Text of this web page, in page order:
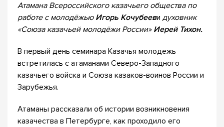
Атамана Всероссийского казачьего общества по
работе с молодёжью Игорь Кочубееви духовник
«Союза казачьей молодёжи России» Иерей Тихон.
В первый день семинара Казачья молодежь
встретилась с атаманами Северо-Западного
казачьего войска и Союза казаков-воинов России и
Зарубежья.
Атаманы рассказали об истории возникновения
казачества в Петербурге, как проходило его